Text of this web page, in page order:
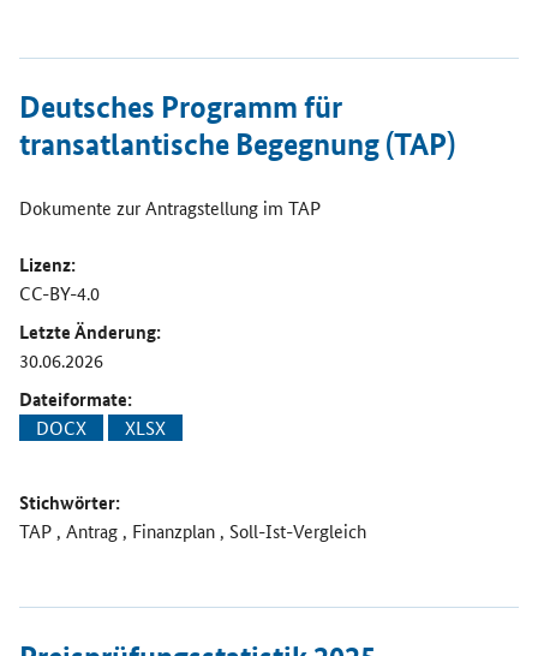
Deutsches Programm für
transatlantische Begegnung (TAP)
Dokumente zur Antragstellung im TAP
Lizenz:
CC-BY-4.0
Letzte Änderung:
30.06.2026
Dateiformate:
DOCX XLSX
Stichwörter:
TAP , Antrag , Finanzplan , Soll-Ist-Vergleich
Öffnet Einzelsicht
Öffnet Einzelsicht